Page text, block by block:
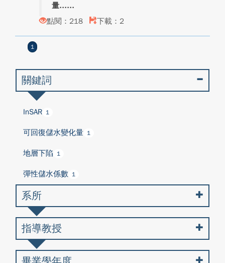
量...
點閱：218
下載：2
1
關鍵詞
InSAR 1
可回復儲水變化量 1
地層下陷 1
彈性儲水係數 1
系所
指導教授